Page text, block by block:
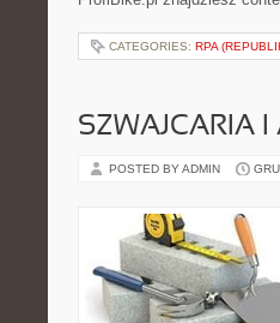
CATEGORIES: RPA
SZWAJCARIA
POSTED BY ADMIN